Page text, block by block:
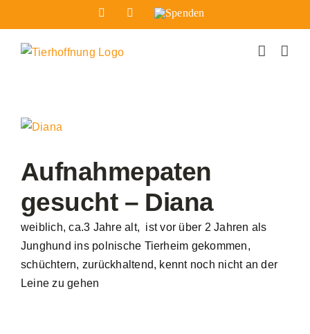
Inhalt
springen
FacebookInstagram
Spenden
Zeige
Bild
Aufnahmepaten
gesucht – Diana
weiblich, ca.3 Jahre alt, ist vor über 2 Jahren als
Junghund ins polnische Tierheim gekommen,
schüchtern, zurückhaltend, kennt noch nicht an der
Leine zu gehen